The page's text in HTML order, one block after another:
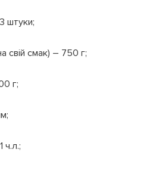
штуки;
свій смак) – 750 г;
г;
ч.л.;